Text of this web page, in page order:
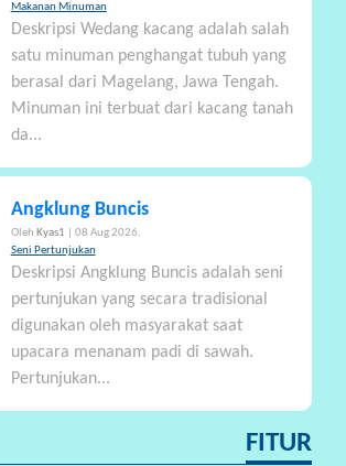
Makanan Minuman
Deskripsi Wedang kacang adalah salah
satu minuman penghangat tubuh yang
berasal dari Magelang, Jawa Tengah.
Minuman ini terbuat dari kacang tanah
da...
Angklung Buncis
Oleh Kyas1
| 08 Aug 2026.
Seni Pertunjukan
Deskripsi Angklung Buncis adalah seni
pertunjukan yang secara tradisional
digunakan oleh masyarakat saat
upacara menanam padi di sawah.
Pertunjukan...
FITUR